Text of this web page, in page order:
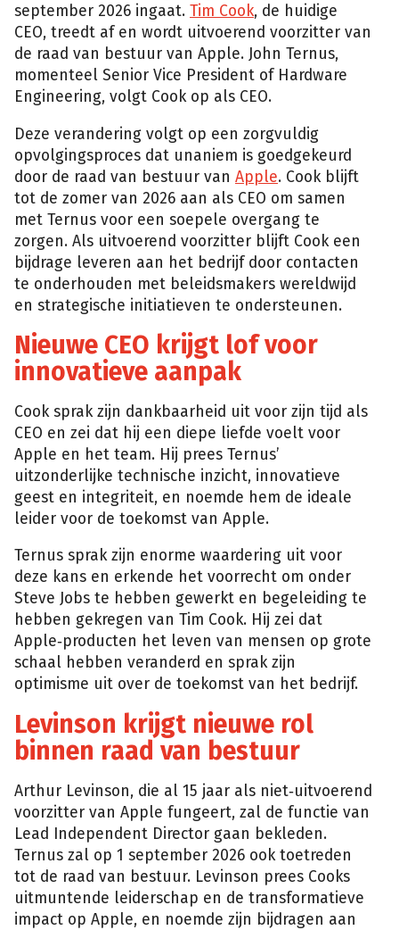
september 2026 ingaat. Tim Cook, de huidige
CEO, treedt af en wordt uitvoerend voorzitter van
de raad van bestuur van Apple. John Ternus,
momenteel Senior Vice President of Hardware
Engineering, volgt Cook op als CEO.
Deze verandering volgt op een zorgvuldig
opvolgingsproces dat unaniem is goedgekeurd
door de raad van bestuur van Apple. Cook blijft
tot de zomer van 2026 aan als CEO om samen
met Ternus voor een soepele overgang te
zorgen. Als uitvoerend voorzitter blijft Cook een
bijdrage leveren aan het bedrijf door contacten
te onderhouden met beleidsmakers wereldwijd
en strategische initiatieven te ondersteunen.
Nieuwe CEO krijgt lof voor
innovatieve aanpak
Cook sprak zijn dankbaarheid uit voor zijn tijd als
CEO en zei dat hij een diepe liefde voelt voor
Apple en het team. Hij prees Ternus’
uitzonderlijke technische inzicht, innovatieve
geest en integriteit, en noemde hem de ideale
leider voor de toekomst van Apple.
Ternus sprak zijn enorme waardering uit voor
deze kans en erkende het voorrecht om onder
Steve Jobs te hebben gewerkt en begeleiding te
hebben gekregen van Tim Cook. Hij zei dat
Apple‑producten het leven van mensen op grote
schaal hebben veranderd en sprak zijn
optimisme uit over de toekomst van het bedrijf.
Levinson krijgt nieuwe rol
binnen raad van bestuur
Arthur Levinson, die al 15 jaar als niet‑uitvoerend
voorzitter van Apple fungeert, zal de functie van
Lead Independent Director gaan bekleden.
Ternus zal op 1 september 2026 ook toetreden
tot de raad van bestuur. Levinson prees Cooks
uitmuntende leiderschap en de transformatieve
impact op Apple, en noemde zijn bijdragen aan